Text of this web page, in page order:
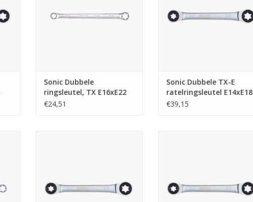
Sonic Dubbele
ringsleutel, TX E16xE22
€24,51
Sonic Dubbele TX-E
ratelringsleutel E14xE18
€39,15